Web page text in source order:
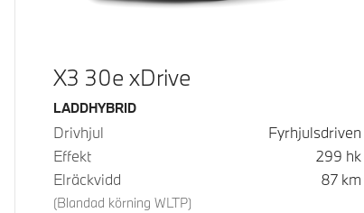
X3 30e xDrive
Bränsle
LADDHYBRID
Drivhjul
Fyrhjulsdriven
Effekt
299 hk
Elräckvidd
(Blandad körning WLTP)
87 km